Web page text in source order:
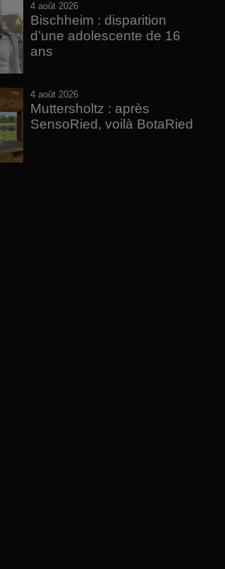
4 août 2026
Bischheim : disparition
d’une adolescente de 16
ans
4 août 2026
Muttersholtz : après
SensoRied, voilà BotaRied